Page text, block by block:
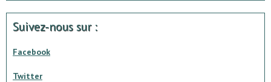
Suivez-nous sur :
Facebook
Twitter